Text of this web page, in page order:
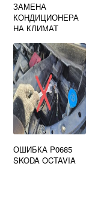
ЗАМЕНА
КОНДИЦИОНЕРА
НА КЛИМАТ
ШКОДА ОКТАВИЯ
А5
ОШИБКА P0685
SKODA OCTAVIA